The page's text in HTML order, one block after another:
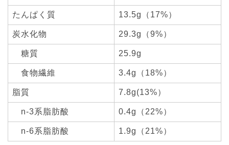
たんぱく質 13.5g（17%）
炭水化物 29.3g（9%）
糖質 25.9g
食物繊維 3.4g（18%）
脂質 7.8g(13%）
n-3系脂肪酸 0.4g（22%）
n-6系脂肪酸 1.9g（21%）